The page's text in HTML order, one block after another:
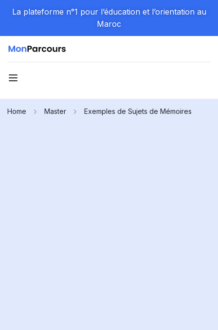
La plateforme n°1 pour l’éducation et l’orientation au
Maroc
Home Master Exemples de Sujets de Mémoires